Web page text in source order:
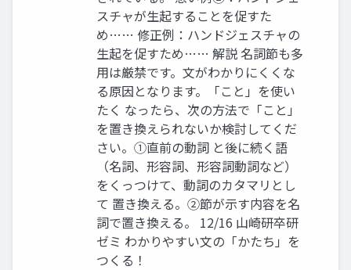
スチャが生起することを促すた
め…… 修正例：ハンドジェスチャの
生起を促すため…… 解説 名詞節も多
用は厳禁です。文がわかりにくくな
る原因となります。「こと」を使い
たく なったら、次の方法で「こと」
を置き換えられないか検討してくだ
さい。①直前の動詞 と後に続く語
（名詞、形容詞、形容詞動詞など）
をくっつけて、動詞のカタマリとし
て 置き換える。②節が示す内容を名
詞で置き換える。 12/16 山崎研卒研
ゼミ わかりやすい文の「かたち」を
つくる！